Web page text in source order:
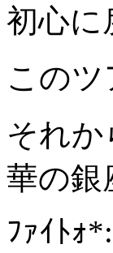
初心に
このツ
それか
華の銀
ﾌｧｲﾄｫ